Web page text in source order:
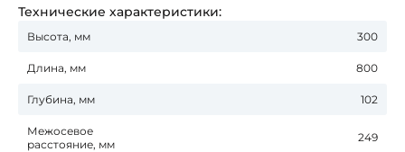
Технические характеристики:
Высота, мм 300
Длина, мм 800
Глубина, мм 102
Межосевое
расстояние, мм
249